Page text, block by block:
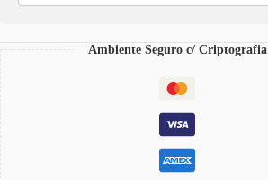
Ambiente Seguro c/ Criptografia